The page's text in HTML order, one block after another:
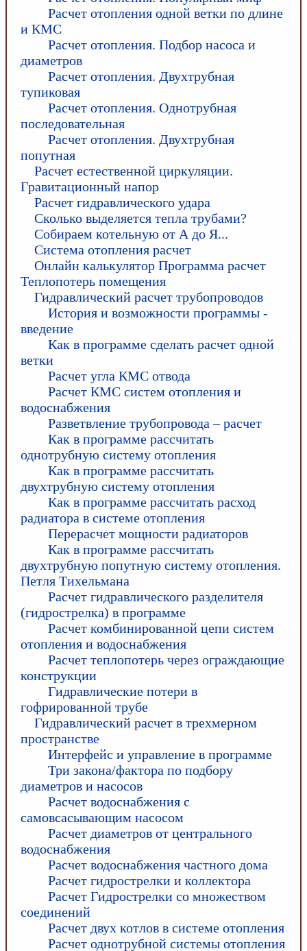
Расчет отопления одной ветки по длине
и КМС
Расчет отопления. Подбор насоса и
диаметров
Расчет отопления. Двухтрубная
тупиковая
Расчет отопления. Однотрубная
последовательная
Расчет отопления. Двухтрубная
попутная
Расчет естественной циркуляции.
Гравитационный напор
Расчет гидравлического удара
Сколько выделяется тепла трубами?
Собираем котельную от А до Я...
Система отопления расчет
Онлайн калькулятор Программа расчет
Теплопотерь помещения
Гидравлический расчет трубопроводов
История и возможности программы -
введение
Как в программе сделать расчет одной
ветки
Расчет угла КМС отвода
Расчет КМС систем отопления и
водоснабжения
Разветвление трубопровода – расчет
Как в программе рассчитать
однотрубную систему отопления
Как в программе рассчитать
двухтрубную систему отопления
Как в программе рассчитать расход
радиатора в системе отопления
Перерасчет мощности радиаторов
Как в программе рассчитать
двухтрубную попутную систему отопления.
Петля Тихельмана
Расчет гидравлического разделителя
(гидрострелка) в программе
Расчет комбинированной цепи систем
отопления и водоснабжения
Расчет теплопотерь через ограждающие
конструкции
Гидравлические потери в
гофрированной трубе
Гидравлический расчет в трехмерном
пространстве
Интерфейс и управление в программе
Три закона/фактора по подбору
диаметров и насосов
Расчет водоснабжения с
самовсасывающим насосом
Расчет диаметров от центрального
водоснабжения
Расчет водоснабжения частного дома
Расчет гидрострелки и коллектора
Расчет Гидрострелки со множеством
соединений
Расчет двух котлов в системе отопления
Расчет однотрубной системы отопления